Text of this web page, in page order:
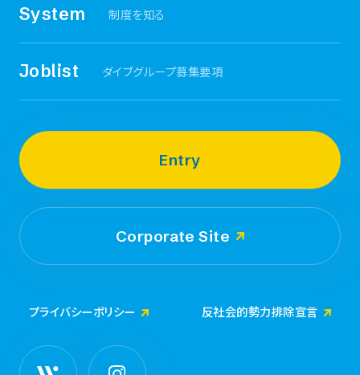
観光HR事業
地方創生事業
ダイブホールディングス
System 制度を知る
Joblist ダイブグループ募集要項
Entry
Corporate Site
プライバシーポリシー 反社会的勢力排除宣言